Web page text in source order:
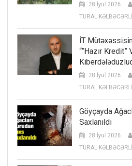
28 İyul 2026
TURAL KƏLBƏCƏRLİ
İT
“”Hazır Kredit”
28 İyul 2026
TURAL KƏLBƏCƏRLİ
Göyçayda
Saxlanıldı
28 İyul 2026
TURAL KƏLBƏCƏRLİ